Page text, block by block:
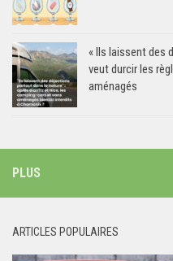
« Ils laissent des
veut durcir les
aménagés
PLUS
ARTICLES POPULAIRES